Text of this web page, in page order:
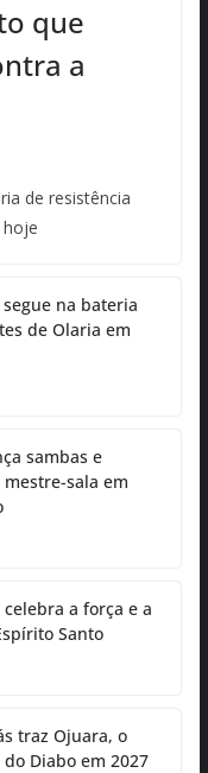
que
a
de resistência
segue na bateria
de Olaria em
sambas e
sala em
celebra a força e a
Santo
traz Ojuara, o
Diabo em 2027